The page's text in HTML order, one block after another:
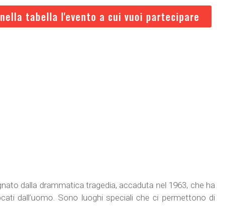
tabella l'evento a cui vuoi partecipare
dalla drammatica tragedia, accaduta nel 1963, che ha
dall’uomo. Sono luoghi speciali che ci permettono di